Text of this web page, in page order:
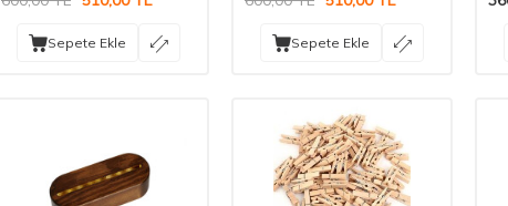
Sepete Ekle Sepete Ekle